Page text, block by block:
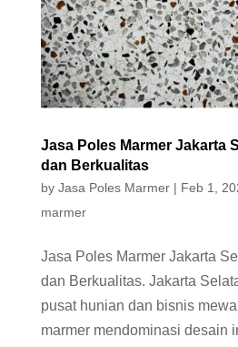
Jasa Poles Marmer Jakarta
dan Berkualitas
by Jasa Poles Marmer| Feb 1,
marmer
Jasa Poles Marmer Jakarta
dan Berkualitas. Jakarta
pusat hunian dan bisnis
marmer mendominasi desain